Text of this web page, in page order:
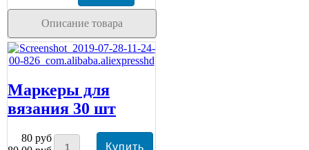
Описание товара
Маркеры для
вязания 30 шт
80 руб